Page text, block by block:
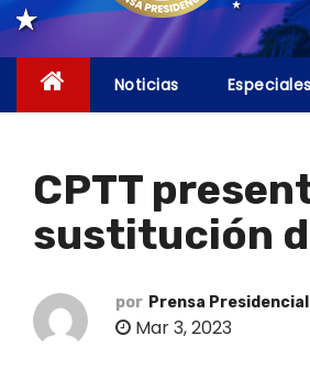
Noticias Especiales
CPTT
sustitución
por Prensa Presidencial
Mar 3, 2023